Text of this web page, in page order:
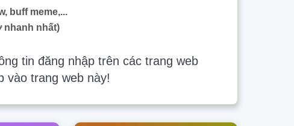
buff meme,...
nhanh nhất)
tin đăng nhập trên các trang web
vào trang web này!